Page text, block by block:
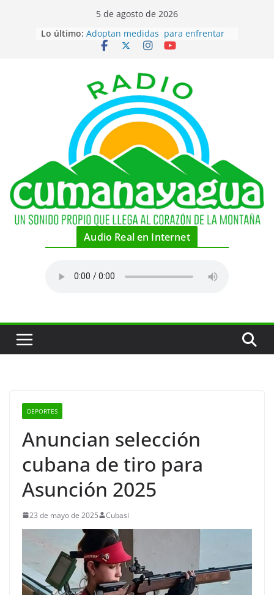
5 de agosto de 2026
Lo último: Adoptan medidas para enfrentar
desabastecimiento de combustible
Coordina FMC, celebraciones por
su cumpleaños en la localidad
Piragüistas cubanos por medallas
hoy en canotaje de Santo Domingo
2026
Estadounidenses rechazan
narrativa de Cuba como amenaza
Recibe condecoración australiano
amigo de Cuba
Audio Real en Internet
DEPORTES
Anuncian selección
cubana de tiro para
Asunción 2025
23 de mayo de 2025 Cubasi